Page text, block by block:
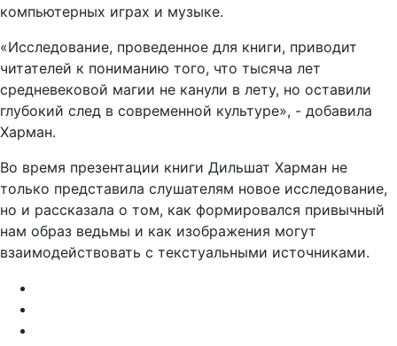
компьютерных играх и музыке.
«Исследование, проведенное для книги, приводит
читателей к пониманию того, что тысяча лет
средневековой магии не канули в лету, но оставили
глубокий след в современной культуре», - добавила
Харман.
Во время презентации книги Дильшат Харман не
только представила слушателям новое исследование,
но и рассказала о том, как формировался привычный
нам образ ведьмы и как изображения могут
взаимодействовать с текстуальными источниками.